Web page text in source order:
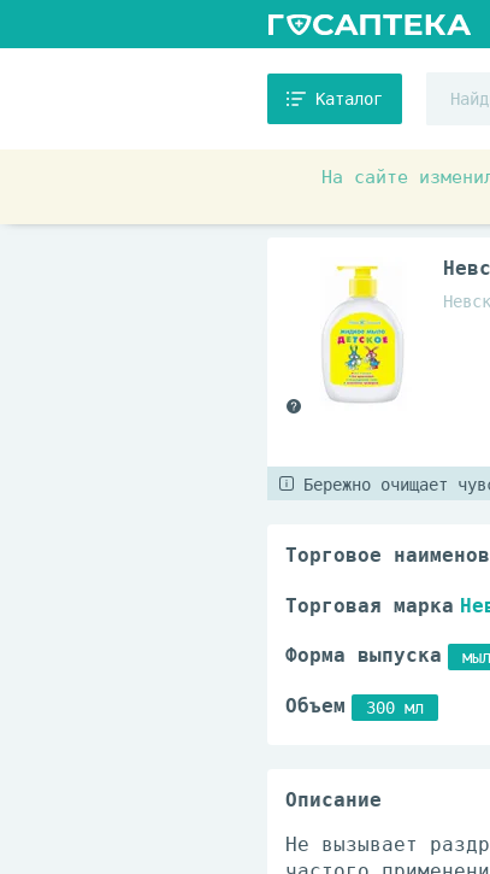
Каталог
На сайте
Бережно очищает
Торговое
Торговая марка
Форма выпуска
Объем 300 мл
Описание
Не вызывает